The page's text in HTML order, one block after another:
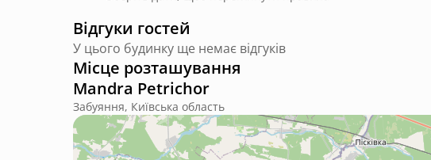
Відгуки гостей
У цього будинку ще немає відгуків
Місце розташування
Mandra Petrichor
Забуяння, Київська область